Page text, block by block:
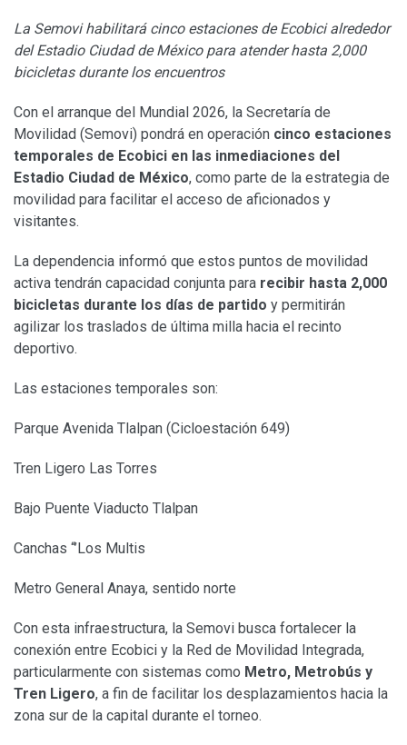
La Semovi habilitará cinco estaciones de Ecobici alrededor
del Estadio Ciudad de México para atender hasta 2,000
bicicletas durante los encuentros
Con el arranque del Mundial 2026, la Secretaría de
Movilidad (Semovi) pondrá en operación cinco estaciones
temporales de Ecobici en las inmediaciones del
Estadio Ciudad de México, como parte de la estrategia de
movilidad para facilitar el acceso de aficionados y
visitantes.
La dependencia informó que estos puntos de movilidad
activa tendrán capacidad conjunta para recibir hasta 2,000
bicicletas durante los días de partido y permitirán
agilizar los traslados de última milla hacia el recinto
deportivo.
Las estaciones temporales son:
Parque Avenida Tlalpan (Cicloestación 649)
Tren Ligero Las Torres
Bajo Puente Viaducto Tlalpan
Canchas “’Los Multis
Metro General Anaya, sentido norte
Con esta infraestructura, la Semovi busca fortalecer la
conexión entre Ecobici y la Red de Movilidad Integrada,
particularmente con sistemas como Metro, Metrobús y
Tren Ligero, a fin de facilitar los desplazamientos hacia la
zona sur de la capital durante el torneo.